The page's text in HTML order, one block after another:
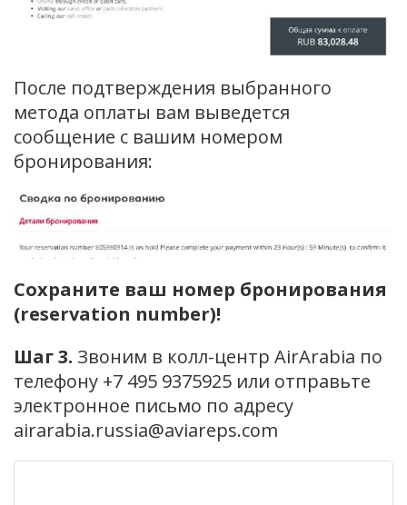
После подтверждения выбранного
метода оплаты вам выведется
сообщение с вашим номером
бронирования:
Сохраните ваш номер бронирования
(reservation number)!
Шаг 3. Звоним в колл-центр AirArabia по
телефону +7 495 9375925 или отправьте
электронное письмо по адресу
airarabia.russia@aviareps.com